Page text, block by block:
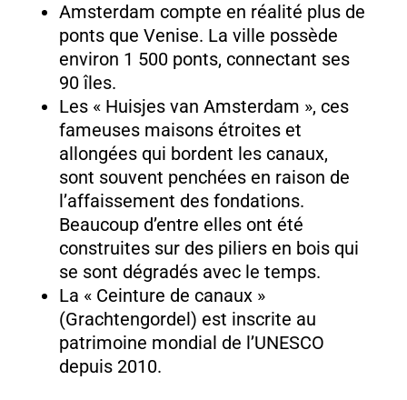
Amsterdam compte en réalité plus de
ponts que Venise. La ville possède
environ 1 500 ponts, connectant ses
90 îles.
Les « Huisjes van Amsterdam », ces
fameuses maisons étroites et
allongées qui bordent les canaux,
sont souvent penchées en raison de
l’affaissement des fondations.
Beaucoup d’entre elles ont été
construites sur des piliers en bois qui
se sont dégradés avec le temps.
La « Ceinture de canaux »
(Grachtengordel) est inscrite au
patrimoine mondial de l’UNESCO
depuis 2010.